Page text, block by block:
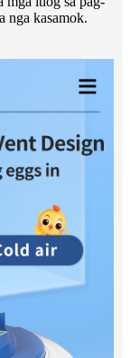
nga kasamok.